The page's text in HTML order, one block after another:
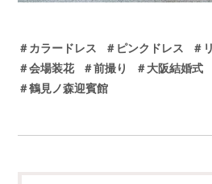
＃カラードレス ＃ピンクドレス
＃
＃会場装花
＃前撮り ＃大阪結婚式
＃鶴見ノ森迎賓館